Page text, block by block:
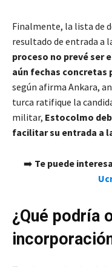
Finalmente, la lista de
resultado de entrada a
proceso no prevé ser
aún fechas concretas
según afirma Ankara,
turca ratifique la
militar, Estocolmo
facilitar su entrada a
➡️ Te puede
¿Qué podría